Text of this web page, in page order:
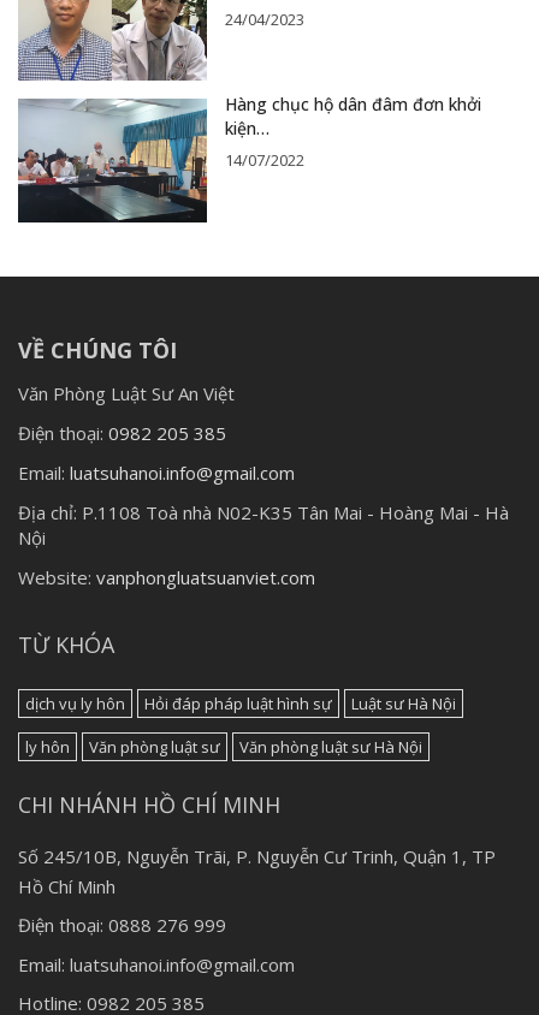
24/04/2023
Hàng chục hộ dân đâm đơn khởi
kiện…
14/07/2022
VỀ CHÚNG TÔI
Văn Phòng Luật Sư An Việt
Điện thoại: 0982 205 385
Email: luatsuhanoi.info@gmail.com
Địa chỉ: P.1108 Toà nhà N02-K35 Tân Mai - Hoàng Mai - Hà
Nội
Website: vanphongluatsuanviet.com
TỪ KHÓA
dịch vụ ly hôn Hỏi đáp pháp luật hình sự
Luật sư Hà Nội
ly hôn
Văn phòng luật sư Văn phòng luật sư Hà Nội
CHI NHÁNH HỒ CHÍ MINH
Số 245/10B, Nguyễn Trãi, P. Nguyễn Cư Trinh, Quận 1, TP
Hồ Chí Minh
Điện thoại: 0888 276 999
Email: luatsuhanoi.info@gmail.com
Hotline: 0982 205 385